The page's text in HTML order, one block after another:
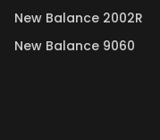
New Balance 2002R
New Balance 9060